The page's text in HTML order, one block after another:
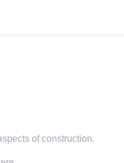
of construction.